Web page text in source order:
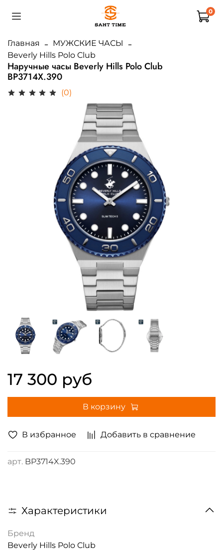
0
Главная
МУЖСКИЕ ЧАСЫ
Beverly Hills Polo Club
Наручные часы Beverly Hills Polo Club
BP3714X.390
(0)
В избранное Добавить в сравнение
арт. BP3714X.390
17 300 руб
В корзину
Характеристики
Бренд
Beverly Hills Polo Club